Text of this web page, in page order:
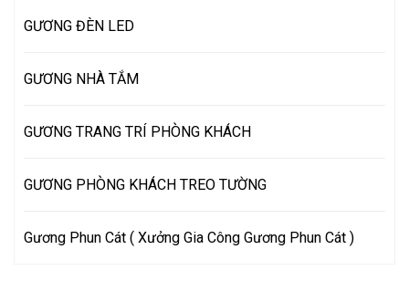
GƯƠNG ĐÈN LED
GƯƠNG NHÀ TẮM
GƯƠNG TRANG TRÍ PHÒNG KHÁCH
GƯƠNG PHÒNG KHÁCH TREO TƯỜNG
Gương Phun Cát ( Xưởng Gia Công Gương Phun Cát )